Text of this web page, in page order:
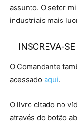
assunto. O setor
industriais mais
INSCREVA-
O Comandante
acessado aqui.
O livro citado no
através do botão